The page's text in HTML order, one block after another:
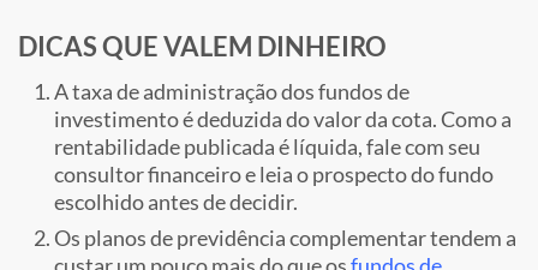
DICAS QUE VALEM DINHEIRO
A taxa de administração dos fundos de
investimento é deduzida do valor da cota. Como a
rentabilidade publicada é líquida, fale com seu
consultor financeiro e leia o prospecto do fundo
escolhido antes de decidir.
Os planos de previdência complementar tendem a